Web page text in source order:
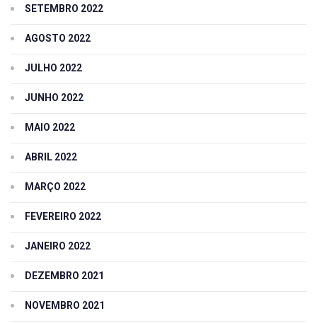
SETEMBRO 2022
AGOSTO 2022
JULHO 2022
JUNHO 2022
MAIO 2022
ABRIL 2022
MARÇO 2022
FEVEREIRO 2022
JANEIRO 2022
DEZEMBRO 2021
NOVEMBRO 2021